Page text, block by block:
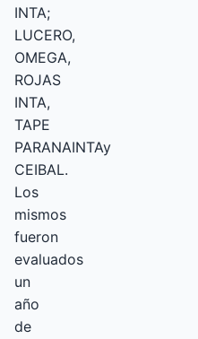
INTA;
LUCERO,
OMEGA,
ROJAS
INTA,
TAPE
PARANAINTAy
CEIBAL.
Los
mismos
fueron
evaluados
un
año
de